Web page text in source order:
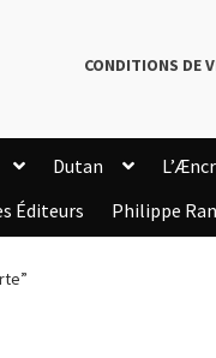
CONDITIONS DE
Dutan
Éditeurs Philippe